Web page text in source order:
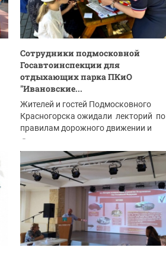
Сотрудники подмосковной
Госавтоинспекции для
отдыхающих парка ПКиО
"Ивановские...
Жителей и гостей Подмосковного
Красногорска ожидали лекторий по
правилам дорожного движении и
увлекательный мастер...